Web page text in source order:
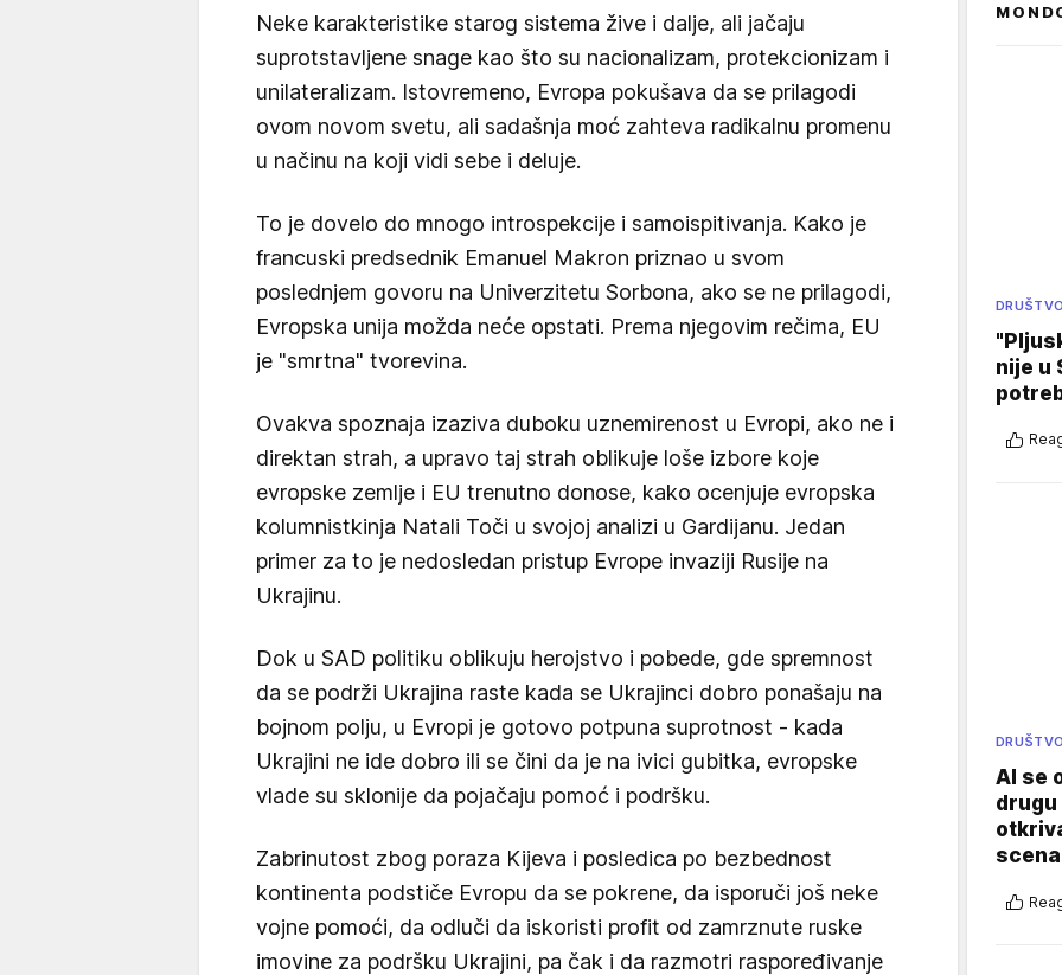
Neke karakteristike starog sistema žive i dalje, ali jačaju
suprotstavljene snage kao što su nacionalizam, protekcionizam i
unilateralizam. Istovremeno, Evropa pokušava da se prilagodi
ovom novom svetu, ali sadašnja moć zahteva radikalnu promenu
u načinu na koji vidi sebe i deluje.
To je dovelo do mnogo introspekcije i samoispitivanja. Kako je
francuski predsednik Emanuel Makron priznao u svom
poslednjem govoru na Univerzitetu Sorbona, ako se ne prilagodi,
Evropska unija možda neće opstati. Prema njegovim rečima, EU
je "smrtna" tvorevina.
Ovakva spoznaja izaziva duboku uznemirenost u Evropi, ako ne i
direktan strah, a upravo taj strah oblikuje loše izbore koje
evropske zemlje i EU trenutno donose, kako ocenjuje evropska
kolumnistkinja Natali Toči u svojoj analizi u Gardijanu. Jedan
primer za to je nedosledan pristup Evrope invaziji Rusije na
Ukrajinu.
Dok u SAD politiku oblikuju herojstvo i pobede, gde spremnost
da se podrži Ukrajina raste kada se Ukrajinci dobro ponašaju na
bojnom polju, u Evropi je gotovo potpuna suprotnost - kada
Ukrajini ne ide dobro ili se čini da je na ivici gubitka, evropske
vlade su sklonije da pojačaju pomoć i podršku.
Zabrinutost zbog poraza Kijeva i posledica po bezbednost
kontinenta podstiče Evropu da se pokrene, da isporuči još neke
vojne pomoći, da odluči da iskoristi profit od zamrznute ruske
imovine za podršku Ukrajini, pa čak i da razmotri raspoređivanje
DRUŠTVO
nije u
DRUŠTVO
AI se